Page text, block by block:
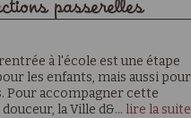
passerelles
à l'école est une étape
les enfants, mais aussi pour
Pour accompagner cette
la Ville d&... lire la suite